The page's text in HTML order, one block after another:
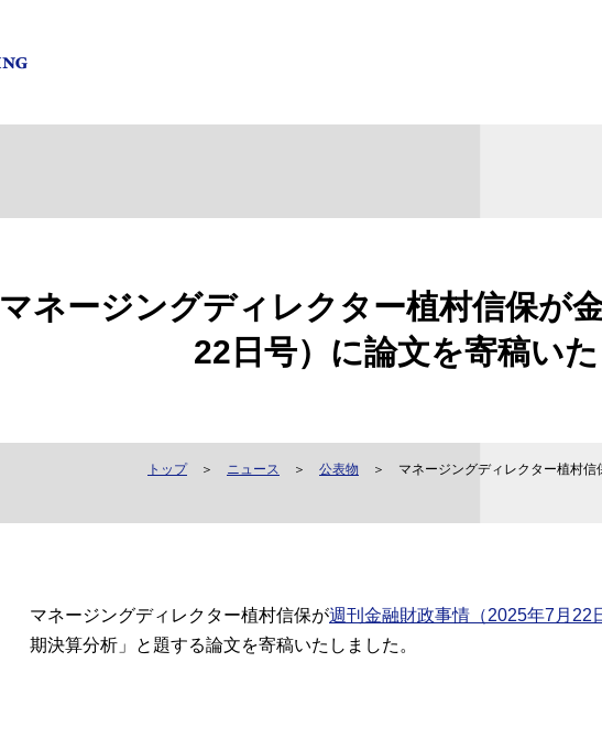
マネージングディレクター植村信保が
22日号）に論文を寄稿いた
トップ ニュース 公表物 マネージングディレクター植村
マネージングディレクター植村信保が週刊金融財政事情（2025年7月22
期決算分析」と題する論文を寄稿いたしました。